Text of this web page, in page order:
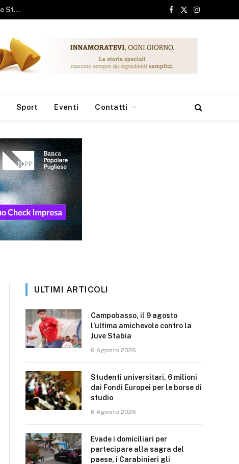
Studenti universitari, 6 milioni dai Fondi Europei per le borse di studio
Facebook
X
Instagram
Sport Eventi Contatti
ULTIMI ARTICOLI
Campobasso, il 9 agosto
l’ultima amichevole contro la
Juve Stabia
6 Agosto 2026
Studenti universitari, 6 milioni
dai Fondi Europei per le borse di
studio
6 Agosto 2026
Evade i domiciliari per
partecipare alla sagra del
paese, i Carabinieri gli